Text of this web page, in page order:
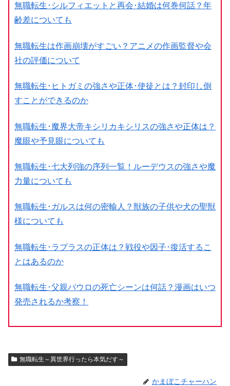
無職転生･シルフィエットと再会･結婚は何巻何話？年
齢差についても
無職転生は作画崩壊がすごい？アニメの作画監督や会
社の評価について
無職転生･ヒトガミの強さや正体･使徒とは？封印し倒
すことができるのか
無職転生･魔界大帝キシリカキシリスの強さや正体は？
魔眼や予見眼についても
無職転生･七大列強の序列一覧！ルーデウスの強さや魔
力量についても
無職転生･ガルスは何の密輸人？獣族の子供や犬の聖獣
様についても
無職転生･ラプラスの正体は？戦役や因子･復活するこ
とはあるのか
無職転生･父親パウロの死亡シーンは何話？漫画はいつ
発売されるか考察！
無職転生～異世界行ったら本気だす～
かまぼこチャーハン